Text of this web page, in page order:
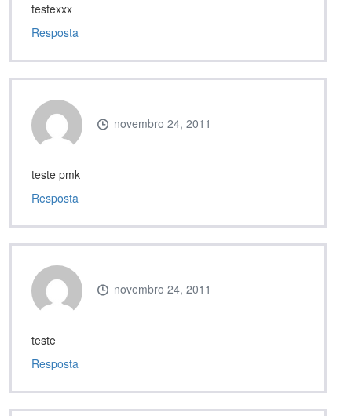
testexxx
Resposta
novembro 24, 2011
teste pmk
Resposta
novembro 24, 2011
teste
Resposta